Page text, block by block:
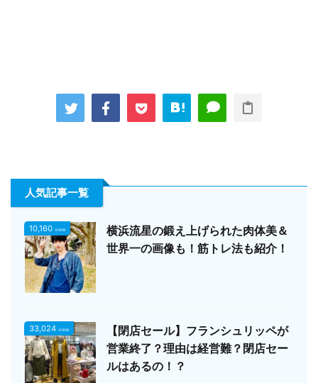
人気記事一覧
10,160 view
横浜流星の鍛え上げられた肉体美＆
世界一の画像も！筋トレ法も紹介！
33,024 view
【閉店セール】フランシュリッペが
営業終了？理由は経営難？閉店セー
ルはあるの！？